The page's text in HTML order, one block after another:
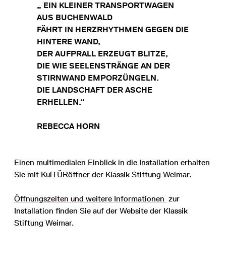
„ EIN KLEINER TRANSPORTWAGEN
AUS BUCHENWALD
FÄHRT IN HERZRHYTHMEN GEGEN DIE
HINTERE WAND,
DER AUFPRALL ERZEUGT BLITZE,
DIE WIE SEELENSTRÄNGE AN DER
STIRNWAND EMPORZÜNGELN.
DIE LANDSCHAFT DER ASCHE
ERHELLEN.“
REBECCA HORN
Einen multimedialen Einblick in die Installation erhalten
Sie mit KulTÜRöffner der Klassik Stiftung Weimar.
Öffnungszeiten und weitere Informationen zur
Installation finden Sie auf der Website der Klassik
Stiftung Weimar.